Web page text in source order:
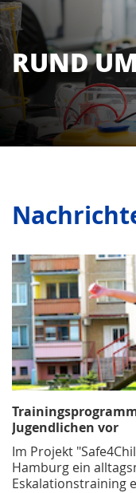
RUND
Jugendlichen vor
Im Projekt
Hamburg ein
Eskalationstraining